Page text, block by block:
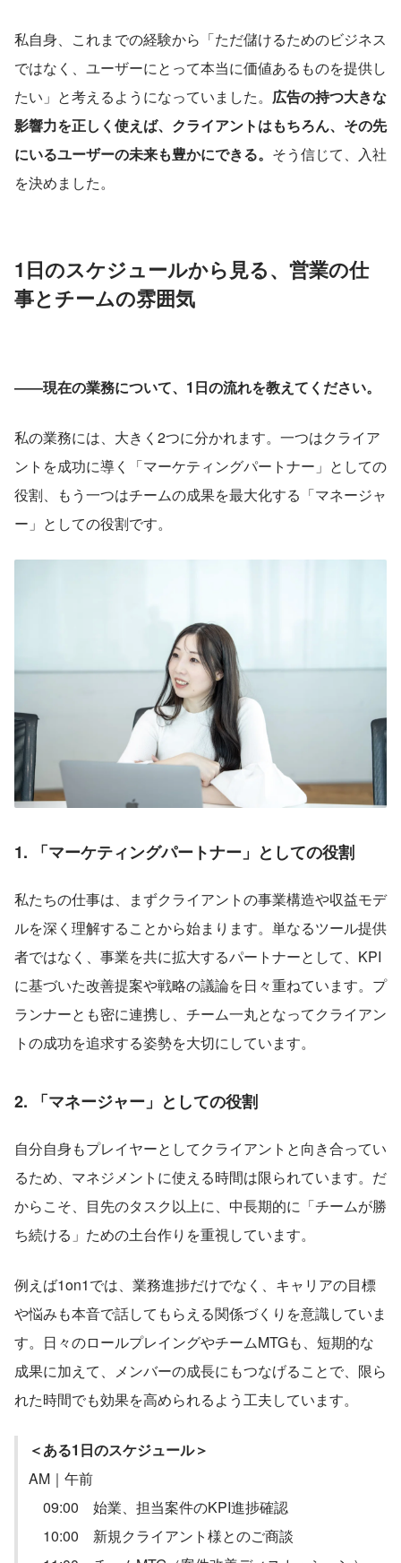
私自身、これまでの経験から「ただ儲けるためのビジネス
ではなく、ユーザーにとって本当に価値あるものを提供し
たい」と考えるようになっていました。 広告の持つ大きな
影響力を正しく使えば、クライアントはもちろん、その先
にいるユーザーの未来も豊かにできる。 そう信じて、入社
を決めました。
1日のスケジュールから見る、営業の仕
事とチームの雰囲気
――現在の業務について、1日の流れを教えてください。
私の業務には、大きく2つに分かれます。一つはクライア
ントを成功に導く「マーケティングパートナー」としての
役割、もう一つはチームの成果を最大化する「マネージャ
ー」としての役割です。
1. 「マーケティングパートナー」としての役割
私たちの仕事は、まずクライアントの事業構造や収益モデ
ルを深く理解することから始まります。単なるツール提供
者ではなく、事業を共に拡大するパートナーとして、KPI
に基づいた改善提案や戦略の議論を日々重ねています。プ
ランナーとも密に連携し、チーム一丸となってクライアン
トの成功を追求する姿勢を大切にしています。
2. 「マネージャー」としての役割
自分自身もプレイヤーとしてクライアントと向き合ってい
るため、マネジメントに使える時間は限られています。だ
からこそ、目先のタスク以上に、中長期的に「チームが勝
ち続ける」ための土台作りを重視しています。
例えば1on1では、業務進捗だけでなく、キャリアの目標
や悩みも本音で話してもらえる関係づくりを意識していま
す。日々のロールプレイングやチームMTGも、短期的な
成果に加えて、メンバーの成長にもつなげることで、限ら
れた時間でも効果を高められるよう工夫しています。
＜ある1日のスケジュール＞
AM｜午前
09:00　始業、担当案件のKPI進捗確認
10:00　新規クライアント様とのご商談